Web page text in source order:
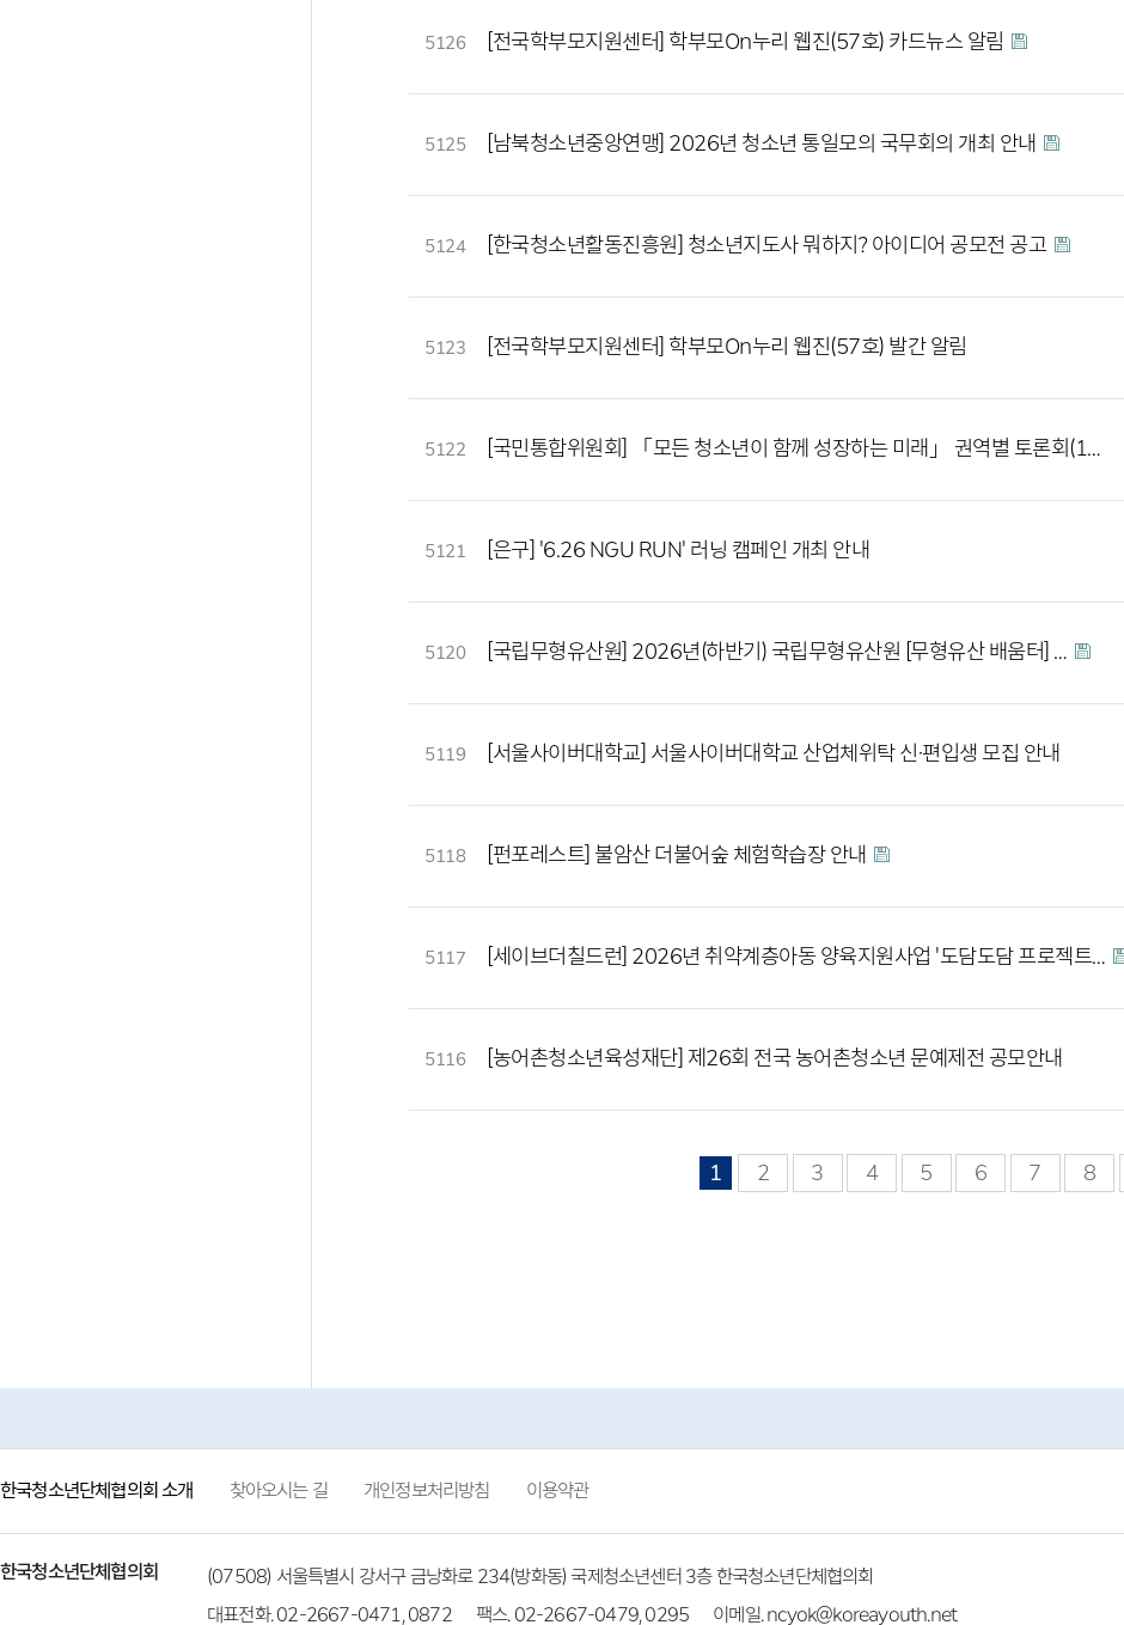
5126 [전국학부모지원센터] 학부모On누리 웹진(57호) 카드뉴스 알림
5125 [남북청소년중앙연맹] 2026년 청소년 통일모의 국무회의 개최 안내
5124 [한국청소년활동진흥원] 청소년지도사 뭐하지? 아이디어 공모전 공고
5123 [전국학부모지원센터] 학부모On누리 웹진(57호) 발간 알림
5122 [국민통합위원회] 「모든 청소년이 함께 성장하는 미래」 권역별 토론회(1…
5121 [은구] '6.26 NGU RUN' 러닝 캠페인 개최 안내
5120 [국립무형유산원] 2026년(하반기) 국립무형유산원 [무형유산 배움터] …
5119 [서울사이버대학교] 서울사이버대학교 산업체위탁 신·편입생 모집 안내
5118 [펀포레스트] 불암산 더불어숲 체험학습장 안내
5117 [세이브더칠드런] 2026년 취약계층아동 양육지원사업 '도담도담 프로젝트…
5116 [농어촌청소년육성재단] 제26회 전국 농어촌청소년 문예제전 공모안내
1 2 3 4 5 6 7 8
한국청소년단체협의회 소개 찾아오시는 길 개인정보처리방침 이용약관
한국청소년단체협의회
(07508) 서울특별시 강서구 금낭화로 234(방화동) 국제청소년센터 3층 한국청소년단체협의회
대표전화. 02-2667-0471, 0872
팩스. 02-2667-0479, 0295 이메일. ncyok@koreayouth.net